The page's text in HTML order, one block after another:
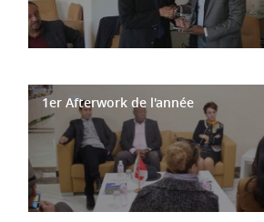
1er Afterwork de l'année